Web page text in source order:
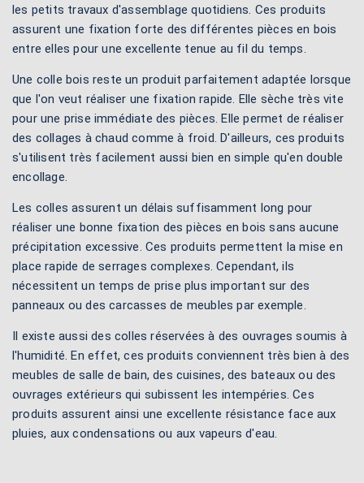
les petits travaux d'assemblage quotidiens. Ces produits
assurent une fixation forte des différentes pièces en bois
entre elles pour une excellente tenue au fil du temps.
Une colle bois reste un produit parfaitement adaptée lorsque
que l'on veut réaliser une fixation rapide. Elle sèche très vite
pour une prise immédiate des pièces. Elle permet de réaliser
des collages à chaud comme à froid. D'ailleurs, ces produits
s'utilisent très facilement aussi bien en simple qu'en double
encollage.
Les colles assurent un délais suffisamment long pour
réaliser une bonne fixation des pièces en bois sans aucune
précipitation excessive. Ces produits permettent la mise en
place rapide de serrages complexes. Cependant, ils
nécessitent un temps de prise plus important sur des
panneaux ou des carcasses de meubles par exemple.
Il existe aussi des colles réservées à des ouvrages soumis à
l'humidité. En effet, ces produits conviennent très bien à des
meubles de salle de bain, des cuisines, des bateaux ou des
ouvrages extérieurs qui subissent les intempéries. Ces
produits assurent ainsi une excellente résistance face aux
pluies, aux condensations ou aux vapeurs d'eau.